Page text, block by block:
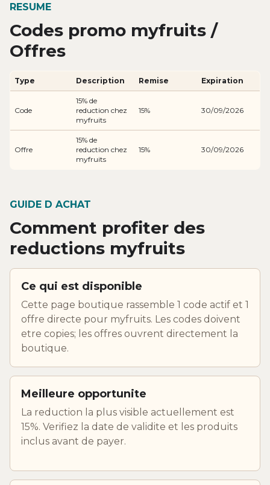
RESUME
Codes promo myfruits /
Offres
Type Description Remise Expiration
Code
15% de
reduction chez
myfruits
15% 30/09/2026
Offre
15% de
reduction chez
myfruits
15% 30/09/2026
GUIDE D ACHAT
Comment profiter des
reductions myfruits
Ce qui est disponible
Cette page boutique rassemble 1 code actif et 1
offre directe pour myfruits. Les codes doivent
etre copies; les offres ouvrent directement la
boutique.
Meilleure opportunite
La reduction la plus visible actuellement est
15%. Verifiez la date de validite et les produits
inclus avant de payer.